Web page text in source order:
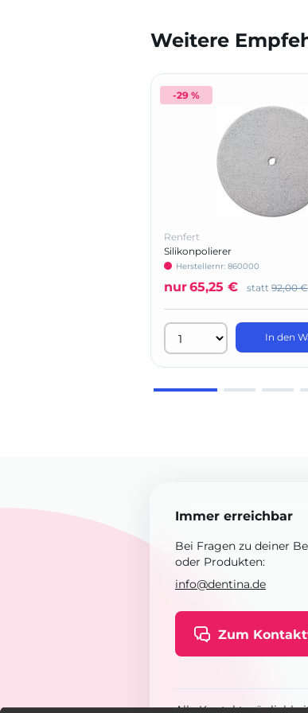
Weitere
-29 %
Renfert
Silikonpolierer
Herstellernr: 860000
nur65,25 € statt 92,00 €
In den
Immer erreichbar
Bei Fragen zu deiner
oder Produkten:
info@dentina.de
Zum
Alle